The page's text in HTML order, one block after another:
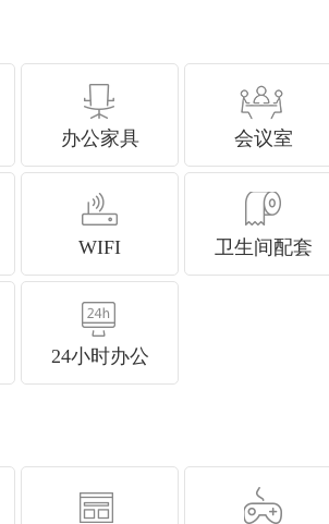
办公家具 会议室
WIFI 卫生间配套
24小时办公